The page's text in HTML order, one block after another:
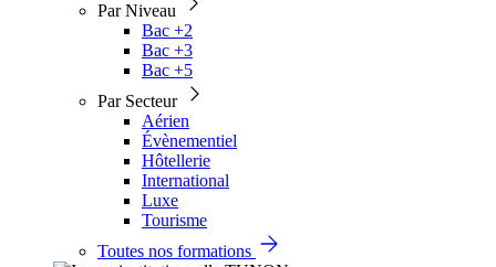
Par Niveau
Bac +2
Bac +3
Bac +5
Par Secteur
Aérien
Évènementiel
Hôtellerie
International
Luxe
Tourisme
Toutes nos formations